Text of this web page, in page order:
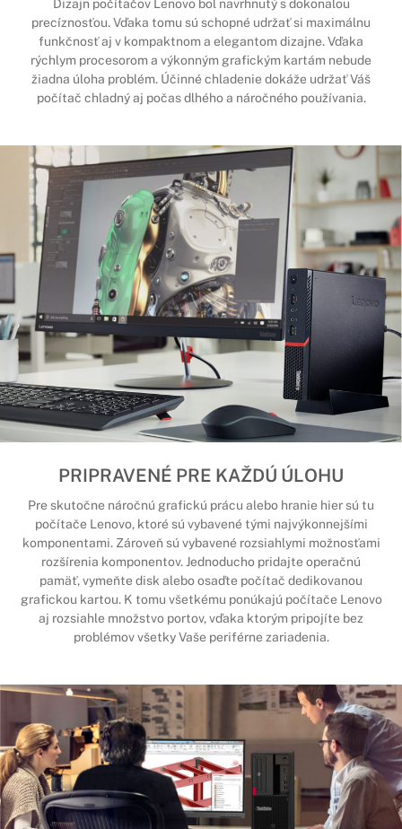
Dizajn počítačov Lenovo bol navrhnutý s dokonalou
precíznosťou. Vďaka tomu sú schopné udržať si maximálnu
funkčnosť aj v kompaktnom a elegantom dizajne. Vďaka
rýchlym procesorom a výkonným grafickým kartám nebude
žiadna úloha problém. Účinné chladenie dokáže udržať Váš
počítač chladný aj počas dlhého a náročného používania.
PRIPRAVENÉ PRE KAŽDÚ ÚLOHU
Pre skutočne náročnú grafickú prácu alebo hranie hier sú tu
počítače Lenovo, ktoré sú vybavené tými najvýkonnejšími
komponentami. Zároveň sú vybavené rozsiahlymi možnosťami
rozšírenia komponentov. Jednoducho pridajte operačnú
pamäť, vymeňte disk alebo osaďte počítač dedikovanou
grafickou kartou. K tomu všetkému ponúkajú počítače Lenovo
aj rozsiahle množstvo portov, vďaka ktorým pripojíte bez
problémov všetky Vaše periférne zariadenia.